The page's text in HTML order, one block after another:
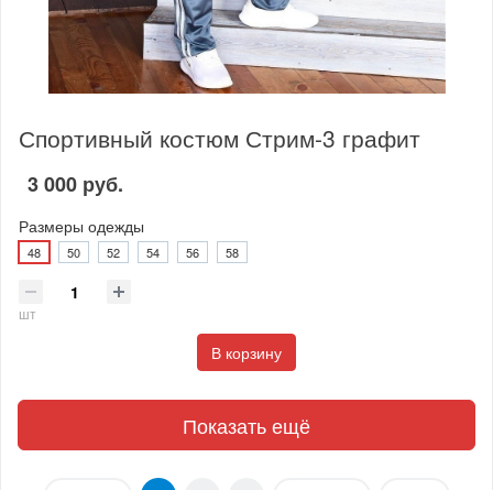
Спортивный костюм Стрим-3 графит
3 000 руб.
Размеры одежды
48 50 52 54 56 58
шт
В корзину
Показать ещё